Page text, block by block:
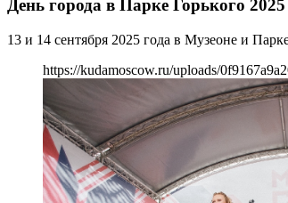
День города в Парке Горького 2025
13 и 14 сентября 2025 года в Музеоне и
https://kudamoscow.ru/uploads/